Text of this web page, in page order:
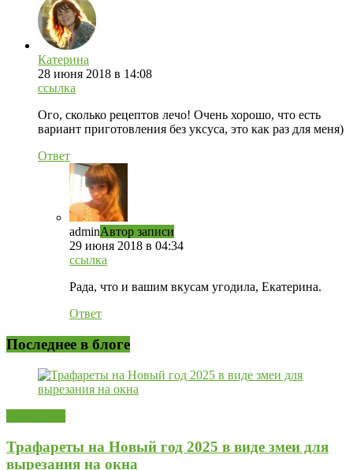
Катерина
28 июня 2018 в 14:08
ссылка
Ого, сколько рецептов лечо! Очень хорошо, что есть
вариант приготовления без уксуса, это как раз для меня)
Ответ
adminАвтор записи
29 июня 2018 в 04:34
ссылка
Рада, что и вашим вкусам угодила, Екатерина.
Ответ
Последнее в блоге
Трафареты на Новый год 2025 в виде змеи для
вырезания на окна